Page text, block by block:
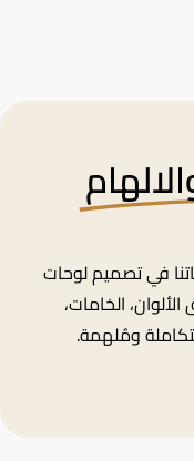
في تصميم لوحات
الخامات،
ومُلهمة.